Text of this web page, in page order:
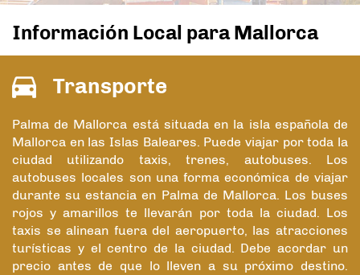
Información Local para Mallorca
Transporte
Palma de Mallorca está situada en la isla española de
Mallorca en las Islas Baleares. Puede viajar por toda la
ciudad utilizando taxis, trenes, autobuses. Los
autobuses locales son una forma económica de viajar
durante su estancia en Palma de Mallorca. Los buses
rojos y amarillos te llevarán por toda la ciudad. Los
taxis se alinean fuera del aeropuerto, las atracciones
turísticas y el centro de la ciudad. Debe acordar un
precio antes de que lo lleven a su próximo destino.